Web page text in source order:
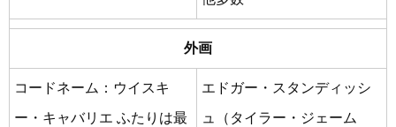
外画
コードネーム：ウイスキ
ー・キャバリエ ふたりは最
エドガー・スタンディッシ
ュ（タイラー・ジェーム